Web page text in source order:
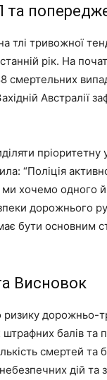
та
тлі тривожної
рік. На
смертельних
Австралії
“Поліція
хочемо одного
дорожнього
бути
Висновок
дорожньо-
балів та
смертей та
дій та